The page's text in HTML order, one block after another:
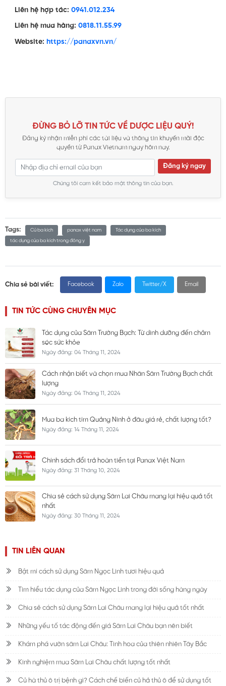
Liên hệ hợp tác:0941.012.234
Liên hệ mua hàng:0818.11.55.99
Website: https://panaxvn.vn/
ĐỪNG BỎ LỠ TIN TỨC VỀ DƯỢC LIỆU QUÝ!
Đăng ký nhận miễn phí các tài liệu và thông tin khuyến mãi độc
quyền từ Panax Vietnam ngay hôm nay.
Đăng ký ngay
Chúng tôi cam kết bảo mật thông tin của bạn.
Tags: Củ ba kích panax việt nam Tác dụng của ba kích
tác dụng của ba kích trong đông y
Chia sẻ bài viết: Facebook Zalo Twitter/X Email
TIN TỨC CÙNG CHUYÊN MỤC
Tác dụng của Sâm Trường Bạch: Từ dinh dưỡng đến chăm
sóc sức khỏe
Ngày đăng: 04 Tháng 11, 2024
Cách nhận biết và chọn mua Nhân Sâm Trường Bạch chất
lượng
Ngày đăng: 04 Tháng 11, 2024
Mua ba kích tím Quảng Ninh ở đâu giá rẻ, chất lượng tốt?
Ngày đăng: 14 Tháng 11, 2024
Chính sách đổi trả hoàn tiền tại Panax Việt Nam
Ngày đăng: 31 Tháng 10, 2024
Chia sẻ cách sử dụng Sâm Lai Châu mang lại hiệu quả tốt
nhất
Ngày đăng: 30 Tháng 11, 2024
TIN LIÊN QUAN
Bật mí cách sử dụng Sâm Ngọc Linh tươi hiệu quả
Tìm hiểu tác dụng của Sâm Ngọc Linh trong đời sống hàng ngày
Chia sẻ cách sử dụng Sâm Lai Châu mang lại hiệu quả tốt nhất
Những yếu tố tác động đến giá Sâm Lai Châu bạn nên biết
Khám phá vườn sâm Lai Châu: Tinh hoa của thiên nhiên Tây Bắc
Kinh nghiệm mua Sâm Lai Châu chất lượng tốt nhất
Củ hà thủ ô trị bệnh gì? Cách chế biến củ hả thủ ô để sử dụng tốt